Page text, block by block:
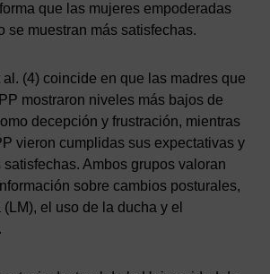
que las mujeres empoderadas
se muestran más satisfechas.
(4) coincide en que las madres que
mostraron niveles más bajos de
decepción y frustración, mientras
vieron cumplidas sus expectativas y
satisfechas. Ambos grupos valoran
sobre cambios posturales,
(LM), el uso de la ducha y el